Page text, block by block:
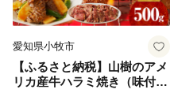
ろしくお願いします。
愛知県小牧市
【ふるさと納税】山樹のアメ
リカ産牛ハラミ焼き（味付）